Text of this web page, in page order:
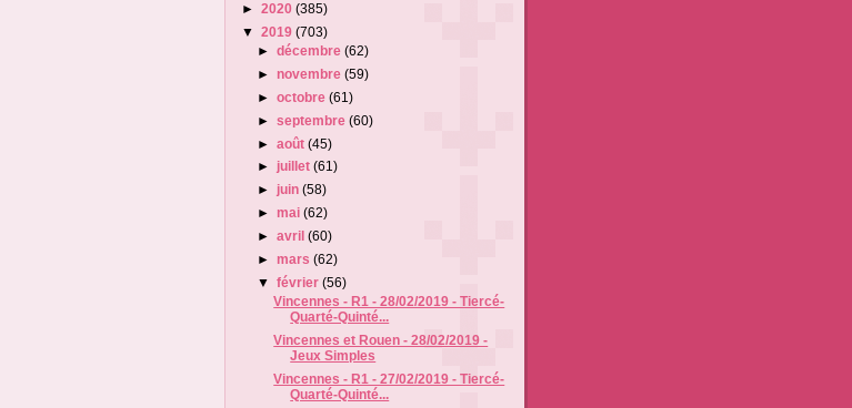
► 2020 (385)
▼ 2019 (703)
►décembre(62)
►novembre(59)
►octobre(61)
►septembre(60)
►août(45)
► juillet(61)
► juin(58)
►mai(62)
►avril(60)
►mars(62)
▼février(56)
Vincennes - R1 - 28/02/2019 - Tiercé-
Quarté-Quinté...
Vincennes et Rouen - 28/02/2019 -
Jeux Simples
Vincennes - R1 - 27/02/2019 - Tiercé-
Quarté-Quinté...